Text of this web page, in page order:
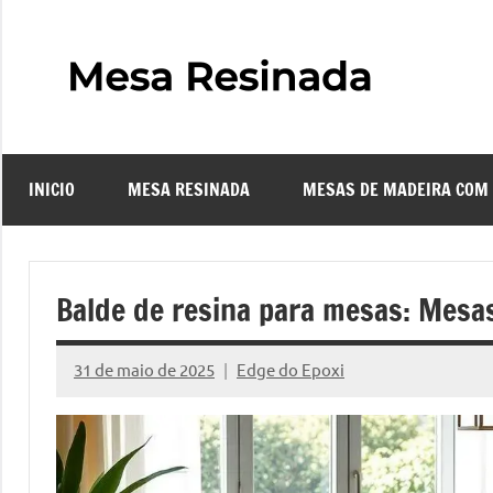
–
uma
Mesa
resinadas,
a
elegância
se
encontra
INICIO MESA RESINADA MESAS DE MADEIRA
Balde de resina para mesas:
31 de maio de 2025 Edge do Epoxi
Nenhum
Comentário